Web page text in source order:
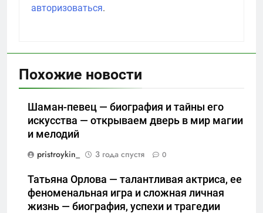
авторизоваться.
Похожие новости
Шаман-певец — биография и тайны его
искусства — открываем дверь в мир магии
и мелодий
pristroykin_
3 года спустя 0
Татьяна Орлова — талантливая актриса, ее
феноменальная игра и сложная личная
жизнь — биография, успехи и трагедии